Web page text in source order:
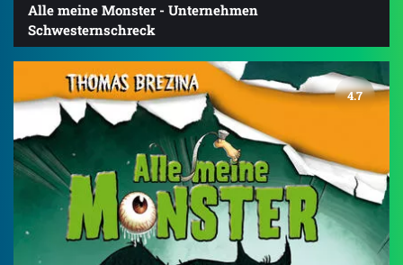
Alle meine Monster - Unternehmen
Schwesternschreck
4.7